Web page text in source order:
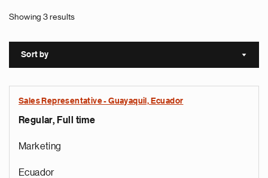
Showing 3 results
Sort by Sort
Sales Representative - Guayaquil, Ecuador
Regular, Full time
Marketing
Ecuador